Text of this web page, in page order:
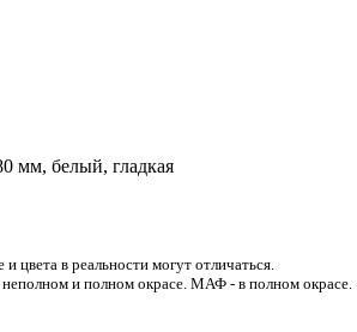
мм, белый, гладкая
цвета в реальности могут отличаться.
и полном окрасе. МАФ - в полном окрасе.